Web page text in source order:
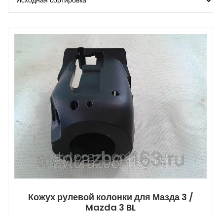
Кожух рулевой колонки для Мазда 3 /
Mazda 3 BL